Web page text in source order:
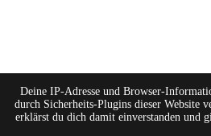
Deine IP-Adresse und Browser-
durch Sicherheits-Plugins dieser Website
erklärst du dich damit einverstanden und